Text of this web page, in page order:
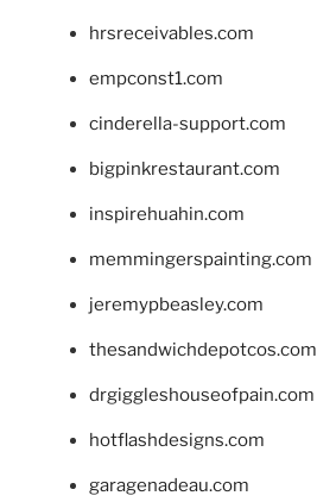
hrsreceivables.com
empconst1.com
cinderella-support.com
bigpinkrestaurant.com
inspirehuahin.com
memmingerspainting.com
jeremypbeasley.com
thesandwichdepotcos.com
drgiggleshouseofpain.com
hotflashdesigns.com
garagenadeau.com